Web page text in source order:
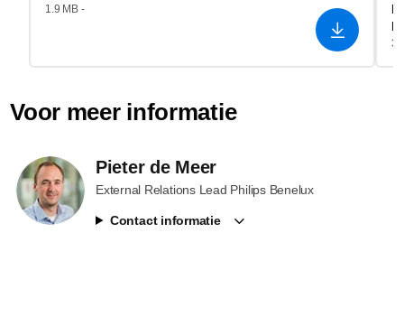
1.9 MB -
Voor meer informatie
Pieter de Meer
External Relations Lead Philips Benelux
Contact informatie